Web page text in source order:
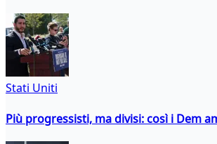
Stati Uniti
Più progressisti, ma divisi: così i Dem